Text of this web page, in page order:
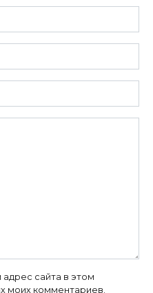
сайта в этом
моих комментариев.